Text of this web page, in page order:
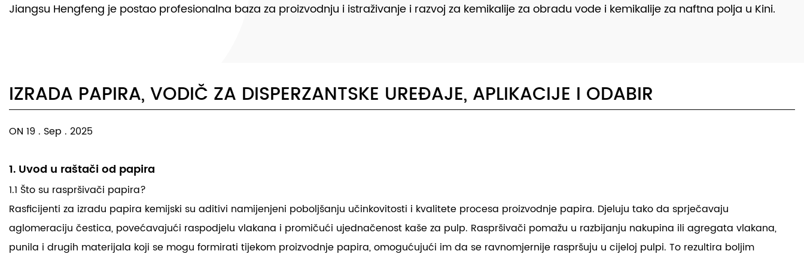
Jiangsu Hengfeng je postao profesionalna baza za proizvodnju i istraživanje i razvoj za kemikalije za obradu vode i kemikalije za naftna polja u Kini.
IZRADA PAPIRA, VODIČ ZA DISPERZANTSKE UREĐAJE, APLIKACIJE I ODABIR
ON 19 . Sep . 2025
1. Uvod u raštači od papira
1.1 Što su raspršivači papira?
Rasficijenti za izradu papira kemijski su aditivi namijenjeni poboljšanju učinkovitosti i kvalitete procesa proizvodnje papira. Djeluju tako da sprječavaju
aglomeraciju čestica, povećavajući raspodjelu vlakana i promičući ujednačenost kaše za pulp. Raspršivači pomažu u razbijanju nakupina ili agregata vlakana,
punila i drugih materijala koji se mogu formirati tijekom proizvodnje papira, omogućujući im da se ravnomjernije raspršuju u cijeloj pulpi. To rezultira boljim